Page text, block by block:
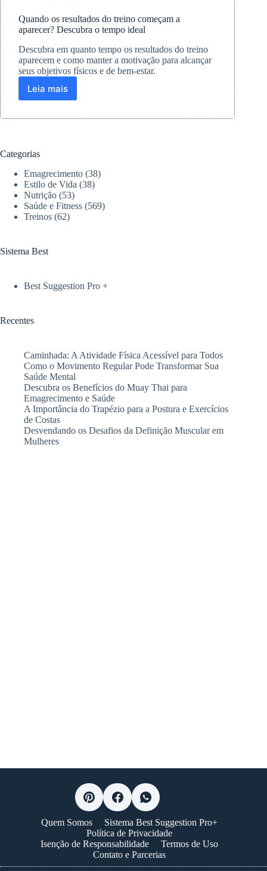
Quando os resultados do treino começam a
aparecer? Descubra o tempo ideal
Descubra em quanto tempo os resultados do treino
aparecem e como manter a motivação para alcançar
seus objetivos físicos e de bem-estar.
Leia mais
Quando
resultados
aparecer?
Descubra
o
tempo
ideal
Categorias
Emagrecimento (38)
Estilo de Vida (38)
Nutrição (53)
Saúde e Fitness (569)
Treinos (62)
Sistema Best
Best Suggestion Pro +
Recentes
Caminhada: A Atividade Física Acessível para Todos
Como o Movimento Regular Pode Transformar Sua
Saúde Mental
Descubra os Benefícios do Muay Thai para
Emagrecimento e Saúde
A Importância do Trapézio para a Postura e Exercícios
de Costas
Desvendando os Desafios da Definição Muscular em
Mulheres
Quem Somos
Sistema Best Suggestion Pro+
Política de Privacidade
Isenção de Responsabilidade
Termos de Uso
Contato e Parcerias